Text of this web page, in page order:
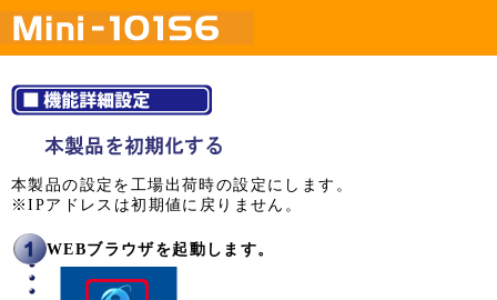
本製品の設定を工場出荷時の設定にします。
※IPアドレスは初期値に戻りません。
WEBブラウザを起動します。